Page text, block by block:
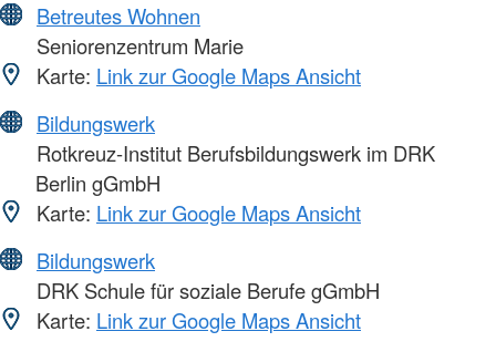
Betreutes Wohnen
Seniorenzentrum Marie
Karte: Link zur Google Maps Ansicht
Bildungswerk
Rotkreuz-Institut Berufsbildungswerk im DRK
Berlin gGmbH
Karte: Link zur Google Maps Ansicht
Bildungswerk
DRK Schule für soziale Berufe gGmbH
Karte: Link zur Google Maps Ansicht